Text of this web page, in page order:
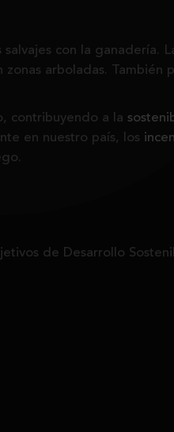
con la ganadería.
arboladas.
contribuyendo a la
en nuestro país, los
de Desarrollo